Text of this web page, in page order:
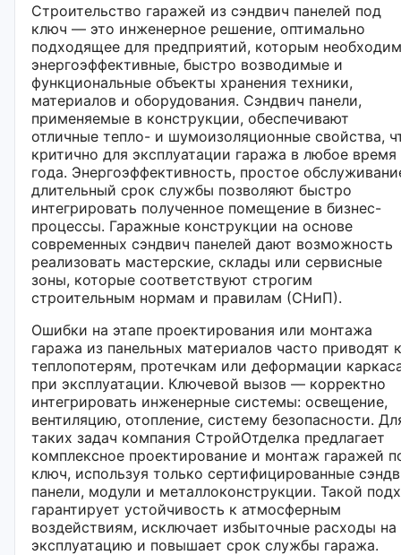
Строительство гаражей из сэндвич панелей под
ключ — это инженерное решение, оптимально
подходящее для предприятий, которым
энергоэффективные, быстро возводимые и
функциональные объекты хранения техники,
материалов и оборудования. Сэндвич панели,
применяемые в конструкции, обеспечивают
отличные тепло- и шумоизоляционные свойства,
критично для эксплуатации гаража в любое время
года. Энергоэффективность, простое
длительный срок службы позволяют быстро
интегрировать полученное помещение в бизнес-
процессы. Гаражные конструкции на основе
современных сэндвич панелей дают возможность
реализовать мастерские, склады или сервисные
зоны, которые соответствуют строгим
строительным нормам и правилам (СНиП).
Ошибки на этапе проектирования или монтажа
гаража из панельных материалов часто приводят к
теплопотерям, протечкам или деформации
при эксплуатации. Ключевой вызов — корректно
интегрировать инженерные системы: освещение,
вентиляцию, отопление, систему безопасности.
таких задач компания СтройОтделка предлагает
комплексное проектирование и монтаж гаражей
ключ, используя только сертифицированные
панели, модули и металлоконструкции. Такой
гарантирует устойчивость к атмосферным
воздействиям, исключает избыточные расходы на
эксплуатацию и повышает срок службы гаража.